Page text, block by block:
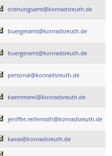
ordnungsamt@konradsreuth.de
buergeramt@konradsreuth.de
buergeramt@konradsreuth.de
personal@konradsreuth.de
kaemmerei@konradsreuth.de
jeniffer.reifenrath@konradsreuth.de
kasse@konradsreuth.de